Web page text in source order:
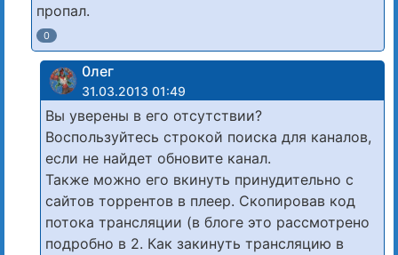
пропал.
0
0лег
31.03.2013 01:49
Вы уверены в его отсутствии?
Воспользуйтесь строкой поиска для каналов,
если не найдет обновите канал.
Также можно его вкинуть принудительно с
сайтов торрентов в плеер. Скопировав код
потока трансляции (в блоге это рассмотрено
подробно в 2. Как закинуть трансляцию в